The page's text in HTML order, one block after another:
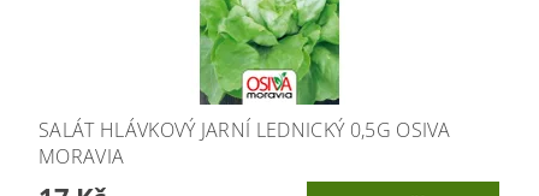
SALÁT HLÁVKOVÝ JARNÍ LEDNICKÝ 0,5G OSIVA
MORAVIA